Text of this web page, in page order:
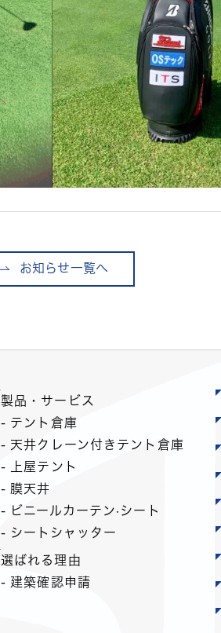
お知らせ一覧へ
製品・サービス
- テント倉庫
- 天井クレーン付きテント倉庫
- 上屋テント
- 膜天井
- ビニールカーテン·シート
- シートシャッター
選ばれる理由
- 建築確認申請